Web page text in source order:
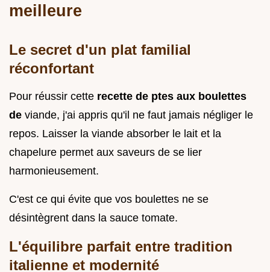
meilleure
Le secret d'un plat familial
réconfortant
Pour réussir cette recette de ptes aux boulettes
de viande, j'ai appris qu'il ne faut jamais négliger le
repos. Laisser la viande absorber le lait et la
chapelure permet aux saveurs de se lier
harmonieusement.
C'est ce qui évite que vos boulettes ne se
désintègrent dans la sauce tomate.
L'équilibre parfait entre tradition
italienne et modernité